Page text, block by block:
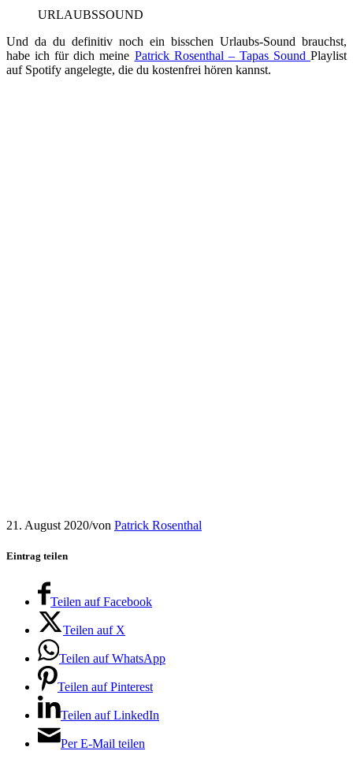
URLAUBSSOUND
Und da du definitiv noch ein bisschen Urlaubs-Sound brauchst,
habe ich für dich meine Patrick Rosenthal – Tapas Sound Playlist
auf Spotify angelegte, die du kostenfrei hören kannst.
21. August 2020/von Patrick Rosenthal
Eintrag teilen
Teilen auf Facebook
Teilen auf X
Teilen auf WhatsApp
Teilen auf Pinterest
Teilen auf LinkedIn
Per E-Mail teilen